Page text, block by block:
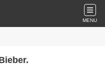
MENU